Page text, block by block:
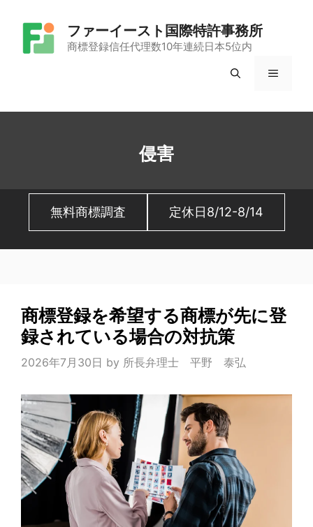
ッ
ファーイースト国際特許事務所
商標登録信任代理数10年連続日本5位内
メ
侵害
無料商標調査 定休日8/12-8/14
商標登録を希望する商標が先に登
録されている場合の対抗策
2026年7月30日 by 所長弁理士 平野 泰弘